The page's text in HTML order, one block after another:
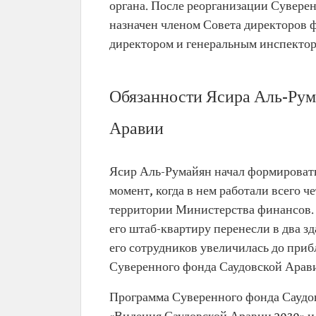
органа. После реорганизации
назначен членом Совета директоров
директором и генеральным
Обязанности Ясира Аль-
Аравии
Ясир Аль-Румайян начал
момент, когда в нем работали всего
территории Министерства
его штаб-квартиру перенесли в два
его сотрудников увеличилась до
Суверенного фонда Саудовской
Программа Суверенного фонда